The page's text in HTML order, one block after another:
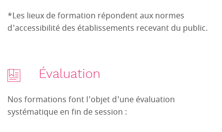
*Les lieux de formation répondent aux normes
d'accessibilité des établissements recevant du public.
Évaluation
Nos formations font l'objet d'une évaluation
systématique en fin de session :